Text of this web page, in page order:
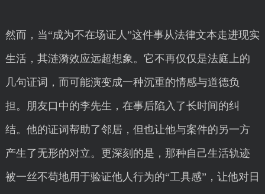
然而，当“成为不在场证人”这件事从法律文本走进现实
生活，其涟漪效应远超想象。它不再仅仅是法庭上的
几句证词，而可能演变成一种沉重的情感与道德负
担。朋友口中的李先生，在事后陷入了长时间的纠
结。他的证词帮助了邻居，但也让他与案件的另一方
产生了无形的对立。更深刻的是，那种自己生活轨迹
被一丝不苟地用于验证他人行为的“工具感”，让他对日